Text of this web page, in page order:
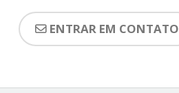
ENTRAR EM CONTATO